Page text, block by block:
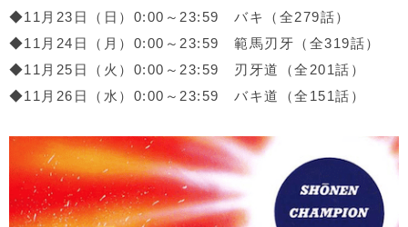
◆11月23日（日）0:00～23:59 バキ（全279話）
◆11月24日（月）0:00～23:59 範馬刃牙（全319話）
◆11月25日（火）0:00～23:59 刃牙道（全201話）
◆11月26日（水）0:00～23:59 バキ道（全151話）